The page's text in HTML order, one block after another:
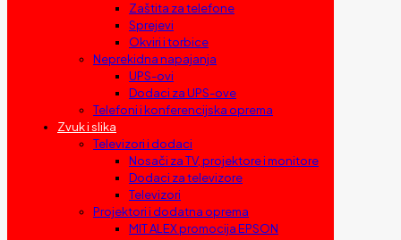
Zaštita za telefone
Sprejevi
Okviri i torbice
Neprekidna napajanja
UPS-ovi
Dodaci za UPS-ove
Telefoni i konferencijska oprema
Zvuk i slika
Televizori i dodaci
Nosači za TV, projektore i monitore
Dodaci za televizore
Televizori
Projektori i dodatna oprema
MIT ALEX promocija EPSON